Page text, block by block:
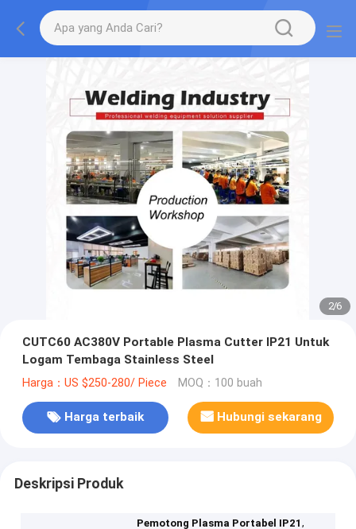
2/6
CUTC60 AC380V Portable Plasma Cutter IP21 Untuk
Logam Tembaga Stainless Steel
Harga：US $250-280/ Piece MOQ：100 buah
Harga terbaik Hubungi sekarang
Deskripsi Produk
Pemotong Plasma Portabel IP21,